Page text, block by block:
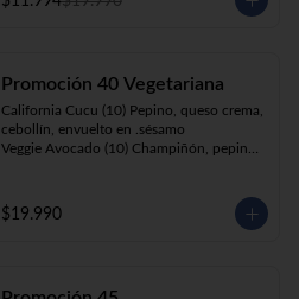
Champi Roll (10) Champiñón, queso
Promoción 40 Vegetariana
California Cucu (10) Pepino, queso crema,
cebollín, envuelto en .sésamo
Veggie Avocado (10) Champiñón, pepino,
crema envuelto en panko.
Champi Roll(10) Champiñón, queso
$19.990